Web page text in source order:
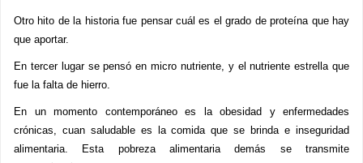
Otro hito de la historia fue pensar cuál es el grado de proteína que hay
que aportar.
En tercer lugar se pensó en micro nutriente, y el nutriente estrella que
fue la falta de hierro.
En un momento contemporáneo es la obesidad y enfermedades
crónicas, cuan saludable es la comida que se brinda e inseguridad
alimentaria. Esta pobreza alimentaria demás se transmite